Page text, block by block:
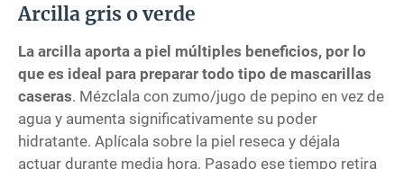
Arcilla gris o verde
La arcilla aporta a piel múltiples beneficios, por lo
que es ideal para preparar todo tipo de mascarillas
caseras. Mézclala con zumo/jugo de pepino en vez de
agua y aumenta significativamente su poder
hidratante. Aplícala sobre la piel reseca y déjala
actuar durante media hora. Pasado ese tiempo retira